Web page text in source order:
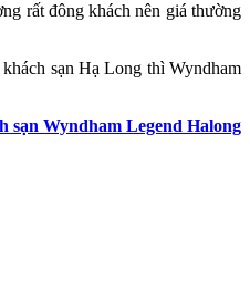
rất đông khách nên giá thường
sạn Hạ Long thì Wyndham
sạn Wyndham Legend Halong